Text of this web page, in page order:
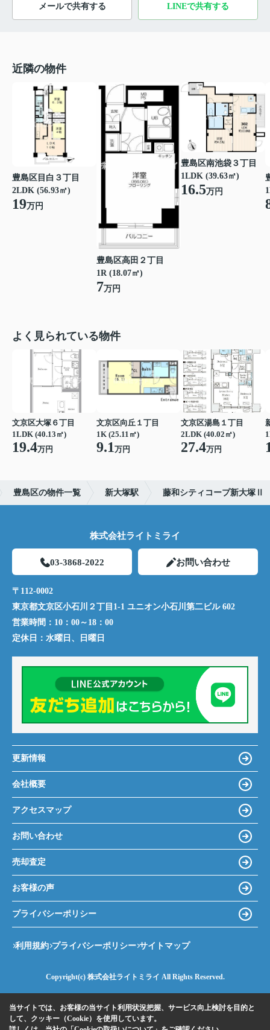
メールで共有する LINEで共有する
近隣の物件
豊島区目白３丁目
2LDK (56.93㎡)
19万円
豊島区高田２丁目
1R (18.07㎡)
7万円
豊島区南池袋３丁目
1LDK (39.63㎡)
16.5万円
よく見られている物件
文京区大塚６丁目
1LDK (40.13㎡)
19.4万円
文京区向丘１丁目
1K (25.11㎡)
9.1万円
文京区湯島１丁目
2LDK (40.02㎡)
27.4万円
豊島区の物件一覧 新大塚駅 藤和シティコープ新大塚Ⅱ
株式会社ライトミライ
03-3868-2022 お問い合わせ
〒112-0002
東京都文京区小石川２丁目1-1 ユニオン小石川第二ビル 602
営業時間： 10：00～18：00
定休日： 水曜日、日曜日
更新情報
会社概要
アクセスマップ
お問い合わせ
売却査定
お客様の声
プライバシーポリシー
利用規約 プライバシーポリシー サイトマップ
Copyright(c) 株式会社ライトミライ All Rights Reserved.
当サイトでは、お客様の当サイト利用状況把握、サービス向上検討を目的と
して、クッキー（Cookie）を使用しています。